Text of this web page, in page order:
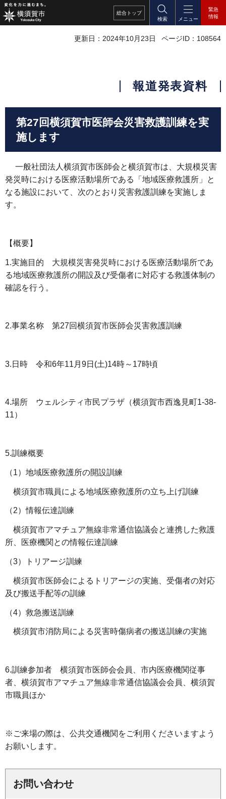
総合 トップ
検索
メニュー
緊急
情報
更新日：2024年10月23日 ページID：108564
報道発表資料
第27回横須賀市医師会災害救護訓練を実
施します
一般社団法人横須賀市医師会と横須賀市は、大規模災害
発災時における医療活動場所である「地域医療救護所」と
なる施設において、次のとおり災害救護訓練を実施しま
す。
【概要】
1.実施目的 大規模災害発災時における医療活動場所であ
る地域医療救護所の開設及び受傷者に対応する救護体制の
確認を行う。
2.事業名称 第27回横須賀市医師会災害救護訓練
3.日時 令和6年11月9日(土)14時～17時頃
4.場所 ウェルシティ市民プラザ（横須賀市西逸見町1-38-
11）
5.訓練概要
（1）地域医療救護所の開設訓練
横須賀市職員による地域医療救護所の立ち上げ訓練
（2）情報伝達訓練
横須賀市アマチュア無線非常通信協議会と連携した救護
所、医療機関との情報伝達訓練
（3）トリアージ訓練
横須賀市医師会によるトリアージの実施、受傷者の対応
及び搬送手配等の訓練
（4）救急搬送訓練
横須賀市消防局による災害時傷病者の搬送訓練の実施
6.訓練参加者 横須賀市医師会会員、市内医療機関従事
者、横須賀市アマチュア無線非常通信協議会会員、横須賀
市職員ほか
※ご来場の際は、公共交通機関をご利用くださいますよう
お願いします。
お問い合わせ